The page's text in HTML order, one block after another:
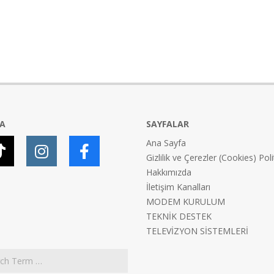
SAYFALAR
Ana Sayfa
Gizlilik ve Çerezler (Cookies)
Hakkımızda
İletişim Kanalları
MODEM KURULUM
TEKNİK DESTEK
TELEVİZYON SİSTEMLERİ